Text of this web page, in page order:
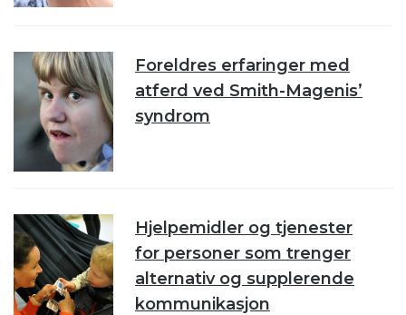
Foreldres erfaringer med
atferd ved Smith-Magenis’
syndrom
Hjelpemidler og tjenester
for personer som trenger
alternativ og supplerende
kommunikasjon